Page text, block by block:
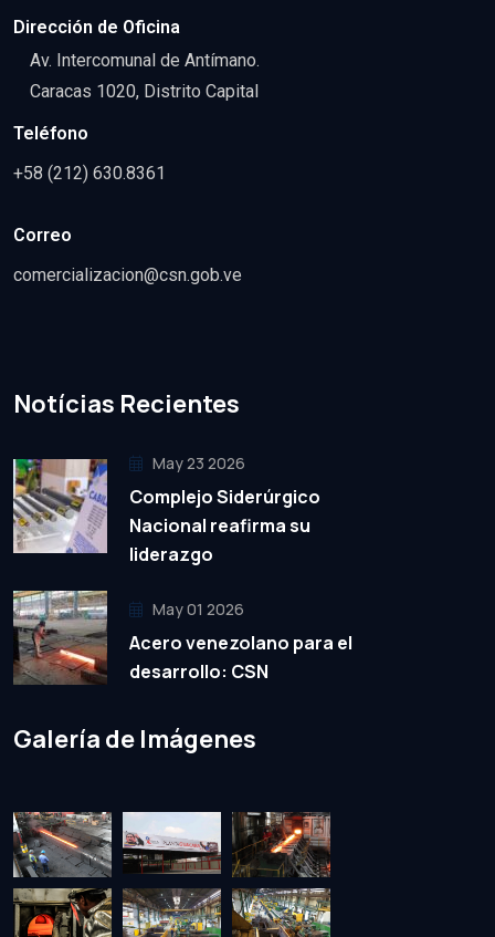
Dirección de Oficina
Av. Intercomunal de Antímano.
Caracas 1020, Distrito Capital
Teléfono
+58 (212) 630.8361
Correo
comercializacion@csn.gob.ve
Notícias Recientes
May 23 2026
Complejo Siderúrgico
Nacional reafirma su
liderazgo
May 01 2026
Acero venezolano para el
desarrollo: CSN
Galería de Imágenes